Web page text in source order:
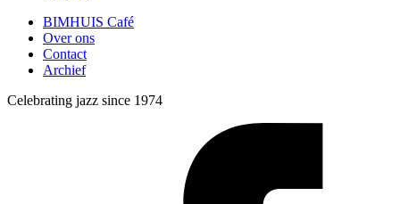
BIMHUIS Café
Over ons
Contact
Archief
Celebrating jazz since 1974